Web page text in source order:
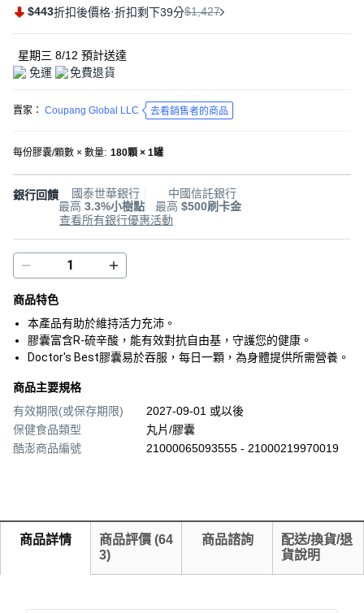
$443折扣後價格·折扣剩下39分$1,427
星期三 8/12 預計送達
免運
免費退貨
賣家： Coupang Global LLC 去看銷售者的商品
每份膠囊/顆數 × 數量: 180顆 × 1罐
銀行回饋
國泰世華銀行
最高 3.3%小樹點
中國信託銀行
最高 $500刷卡金
查看所有銀行優惠活動
商品特色
本產品有助於維持活力充沛。
膠囊富含R-硫辛酸，能有效對抗自由基，守護您的健康。
Doctor's Best膠囊易於吞服，每日一顆，為身體提供所需營養。
商品主要規格
有效期限(或保存期限)
2027-09-01 或以後
保健食品類型
丸片/膠囊
酷澎商品編號
21000065093555 - 21000219970019
商品詳情 商品評價 (64
3)
商品諮詢
配送/換貨/退
貨說明